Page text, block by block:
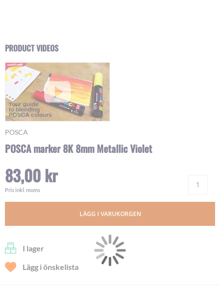
POSCA
POSCA marker 8K 8mm Metallic Violet
83,00 kr
Pris inkl. moms
LÄGG I VARUKORGEN
I lager
Lägg i önskelista
Skip
to
the
beginning
of
images
gallery
PRODUCT VIDEOS